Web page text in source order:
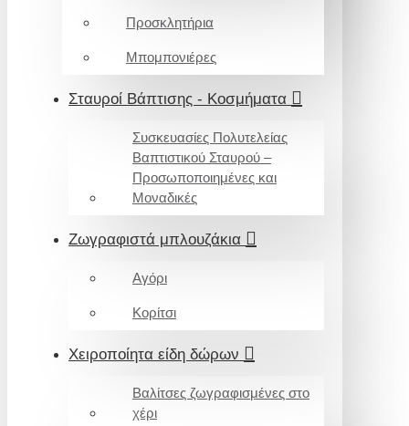
Προσκλητήρια
Μπομπονιέρες
Σταυροί Βάπτισης - Κοσμήματα
Συσκευασίες Πολυτελείας
Βαπτιστικού Σταυρού –
Προσωποποιημένες και
Μοναδικές
Ζωγραφιστά μπλουζάκια
Αγόρι
Κορίτσι
Χειροποίητα είδη δώρων
Βαλίτσες ζωγραφισμένες στο
χέρι